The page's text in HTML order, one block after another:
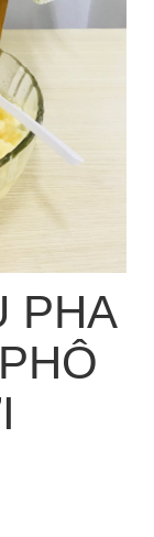
PHA